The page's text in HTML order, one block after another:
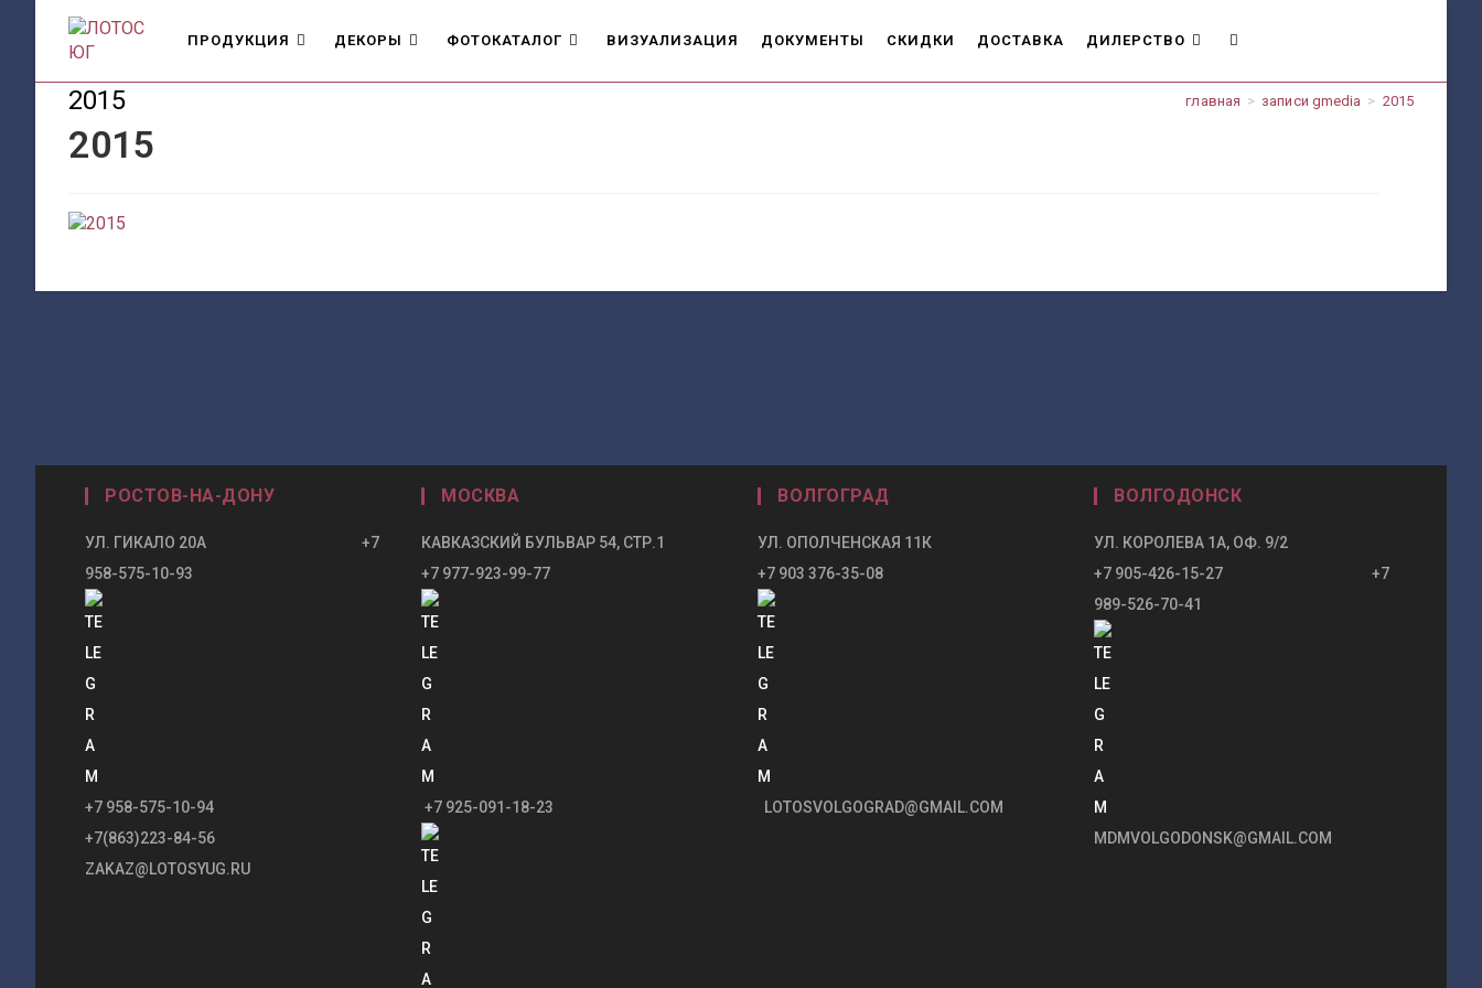
содержимому
ПРОДУКЦИЯ ДЕКОРЫ ФОТОКАТАЛОГ ВИЗУАЛИЗАЦИЯ ДОКУМЕНТЫ СКИДКИ ДОСТАВКА ДИЛЕРСТВО ПЕРЕКЛЮЧИТЬ
2015 главная > записи gmedia > 2015
2015
РОСТОВ-НА-ДОНУ
УЛ. ГИКАЛО 20А +7
958-575-10-93
+7 958-575-10-94
+7(863)223-84-56
ZAKAZ@LOTOSYUG.RU
МОСКВА
КАВКАЗСКИЙ БУЛЬВАР 54, СТР.1
+7 977-923-99-77
+7 925-091-18-23
ВОЛГОГРАД
УЛ. ОПОЛЧЕНСКАЯ 11К
+7 903 376-35-08
LOTOSVOLGOGRAD@GMAIL.COM
ВОЛГОДОНСК
УЛ. КОРОЛЕВА 1А, ОФ. 9/2
+7 905-426-15-27 +7
989-526-70-41
MDMVOLGODONSK@GMAIL.COM